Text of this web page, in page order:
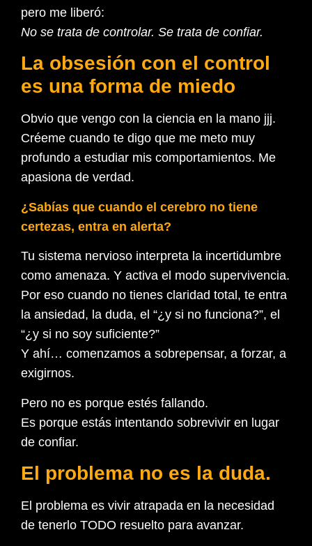
pero me liberó:
No se trata de controlar. Se trata de confiar.
La obsesión con el control
es una forma de miedo
Obvio que vengo con la ciencia en la mano jjj.
Créeme cuando te digo que me meto muy
profundo a estudiar mis comportamientos. Me
apasiona de verdad.
¿Sabías que cuando el cerebro no tiene
certezas, entra en alerta?
Tu sistema nervioso interpreta la incertidumbre
como amenaza. Y activa el modo supervivencia.
Por eso cuando no tienes claridad total, te entra
la ansiedad, la duda, el “¿y si no funciona?”, el
“¿y si no soy suficiente?”
Y ahí… comenzamos a sobrepensar, a forzar, a
exigirnos.
Pero no es porque estés fallando.
Es porque estás intentando sobrevivir en lugar
de confiar.
El problema no es la duda.
El problema es vivir atrapada en la necesidad
de tenerlo TODO resuelto para avanzar.